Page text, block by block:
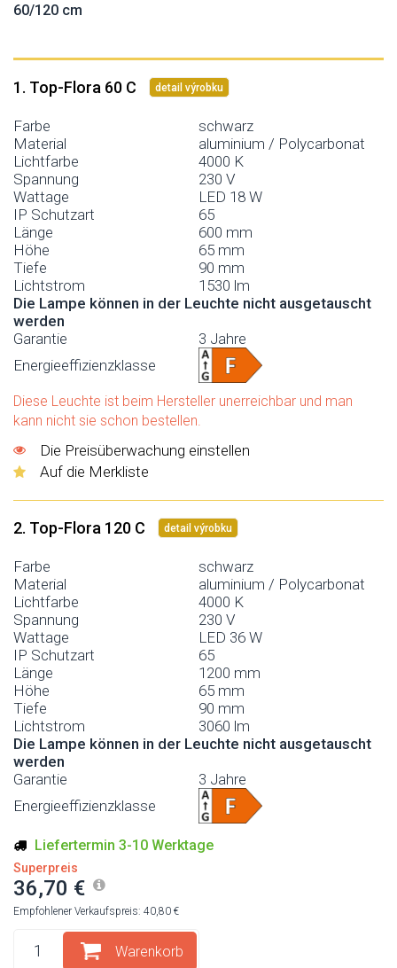
60/120 cm
1. Top-Flora 60 C detail výrobku
Farbe
schwarz
Material
aluminium / Polycarbonat
Lichtfarbe
4000 K
Spannung
230 V
Wattage
LED 18 W
IP Schutzart
65
Länge
600 mm
Höhe
65 mm
Tiefe
90 mm
Lichtstrom
1530 lm
Die Lampe können in der Leuchte nicht ausgetauscht
werden
Garantie
3 Jahre
Energieeffizienzklasse
Diese Leuchte ist beim Hersteller unerreichbar und man
kann nicht sie schon bestellen.
Die Preisüberwachung einstellen
Auf die Merkliste
2. Top-Flora 120 C detail výrobku
Farbe
schwarz
Material
aluminium / Polycarbonat
Lichtfarbe
4000 K
Spannung
230 V
Wattage
LED 36 W
IP Schutzart
65
Länge
1200 mm
Höhe
65 mm
Tiefe
90 mm
Lichtstrom
3060 lm
Die Lampe können in der Leuchte nicht ausgetauscht
werden
Garantie
3 Jahre
Energieeffizienzklasse
Liefertermin 3-10 Werktage
Superpreis
36,70 €
Empfohlener Verkaufspreis: 40,80 €
Warenkorb